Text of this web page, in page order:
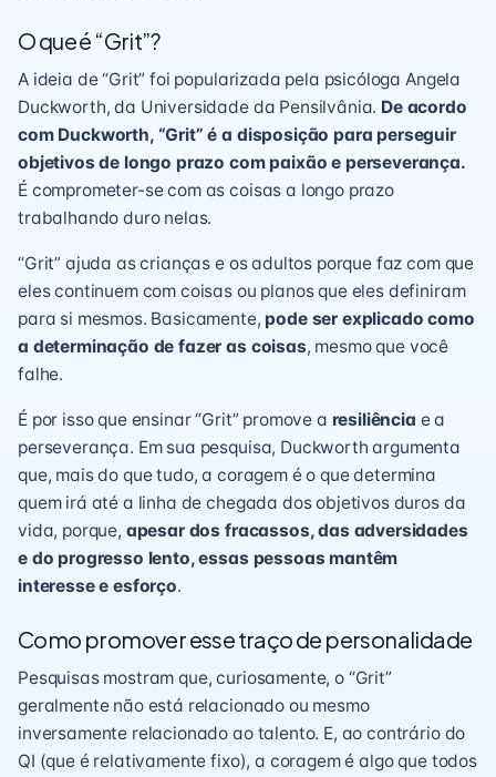
O que é “Grit”?
A ideia de “Grit” foi popularizada pela psicóloga Angela
Duckworth, da Universidade da Pensilvânia. De acordo
com Duckworth, “Grit” é a disposição para perseguir
objetivos de longo prazo com paixão e perseverança.
É comprometer-se com as coisas a longo prazo
trabalhando duro nelas.
“Grit” ajuda as crianças e os adultos porque faz com que
eles continuem com coisas ou planos que eles definiram
para si mesmos. Basicamente, pode ser explicado como
a determinação de fazer as coisas, mesmo que você
falhe.
É por isso que ensinar “Grit” promove a resiliência e a
perseverança. Em sua pesquisa, Duckworth argumenta
que, mais do que tudo, a coragem é o que determina
quem irá até a linha de chegada dos objetivos duros da
vida, porque, apesar dos fracassos, das adversidades
e do progresso lento, essas pessoas mantêm
interesse e esforço.
Como promover esse traço de personalidade
Pesquisas mostram que, curiosamente, o “Grit”
geralmente não está relacionado ou mesmo
inversamente relacionado ao talento. E, ao contrário do
QI (que é relativamente fixo), a coragem é algo que todos